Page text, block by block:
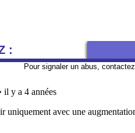
:
Pour signaler un abus, contactez